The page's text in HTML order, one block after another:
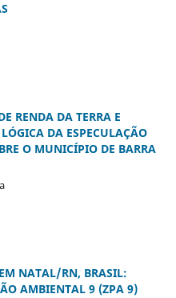
RENDA DA TERRA E
DA ESPECULAÇÃO
O MUNICÍPIO DE BARRA
NATAL/RN, BRASIL:
AMBIENTAL 9 (ZPA 9)